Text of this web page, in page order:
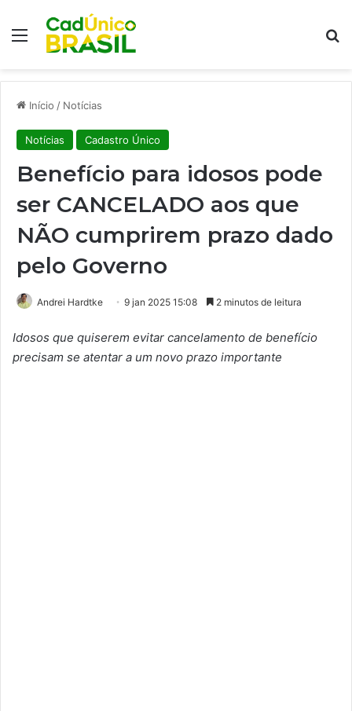
Menu
Início / Notícias
Notícias Cadastro Único
Benefício para idosos pode
ser CANCELADO aos que
NÃO cumprirem prazo dado
pelo Governo
Andrei Hardtke 9 jan 2025 15:08 2 minutos de leitura
Idosos que quiserem evitar cancelamento de benefício
precisam se atentar a um novo prazo importante